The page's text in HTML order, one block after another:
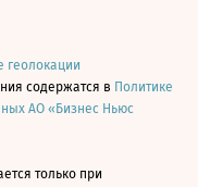
геолокации
содержатся в Политике
АО «Бизнес Ньюс
только при